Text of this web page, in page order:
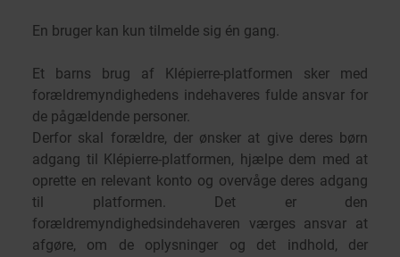
En bruger kan kun tilmelde sig én gang.
Et barns brug af Klépierre-platformen sker med
forældremyndighedens indehaveres fulde ansvar for
de pågældende personer.
Derfor skal forældre, der ønsker at give deres børn
adgang til Klépierre-platformen, hjælpe dem med at
oprette en relevant konto og overvåge deres adgang
til platformen. Det er den
forældremyndighedsindehaveren værges ansvar at
afgøre, om de oplysninger og det indhold, der